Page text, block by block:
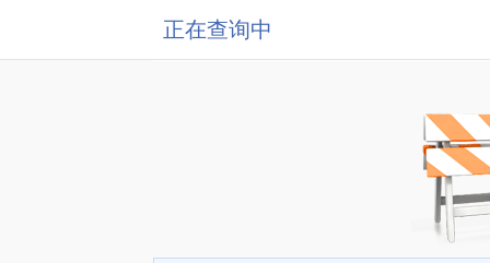
正在查询中